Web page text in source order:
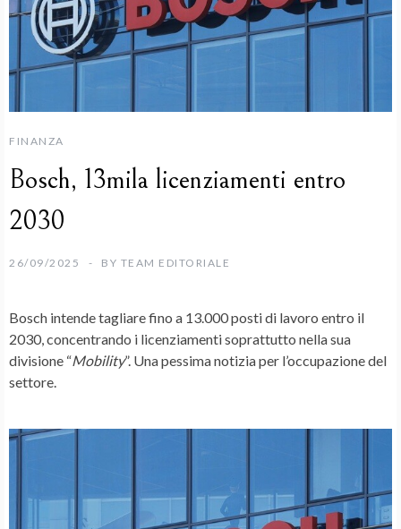
FINANZA
Bosch, 13mila licenziamenti entro
2030
26/09/2025 BY TEAM EDITORIALE
Bosch intende tagliare fino a 13.000 posti di lavoro entro il
2030, concentrando i licenziamenti soprattutto nella sua
divisione “Mobility”. Una pessima notizia per l’occupazione del
settore.